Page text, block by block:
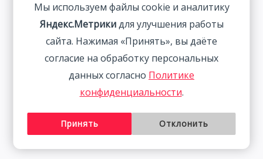
Lexus NX200 Trendy
Skoda Kamiq 1.5L 112HP
1 833 800₽
Мы используем файлы cookie и аналитику
Яндекс.Метрикидля улучшения работы
сайта. Нажимая «Принять», вы даёте
согласие на обработку персональных
данных согласно Политике
конфиденциальности.
Принять Отклонить